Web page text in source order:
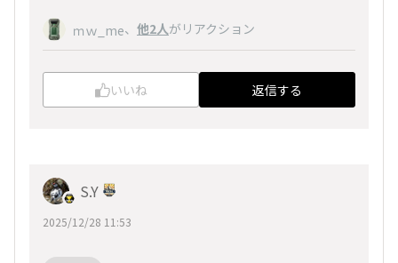
ｍｗ_me、 他2人がリアクション
いいね 返信する
S.Y
2025/12/28 11:53